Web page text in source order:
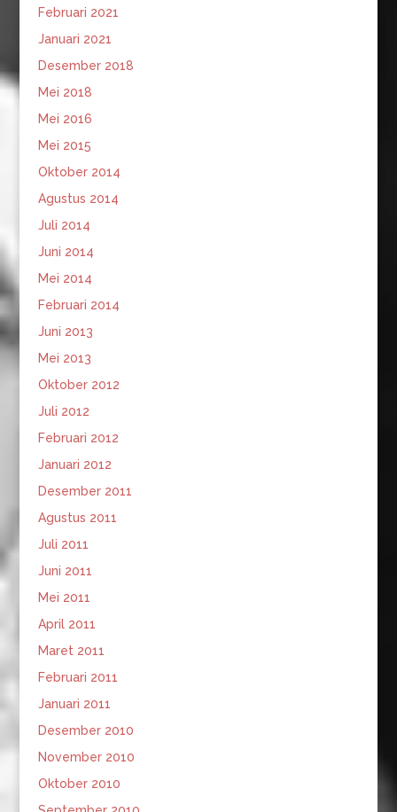
Februari 2021
Januari 2021
Desember 2018
Mei 2018
Mei 2016
Mei 2015
Oktober 2014
Agustus 2014
Juli 2014
Juni 2014
Mei 2014
Februari 2014
Juni 2013
Mei 2013
Oktober 2012
Juli 2012
Februari 2012
Januari 2012
Desember 2011
Agustus 2011
Juli 2011
Juni 2011
Mei 2011
April 2011
Maret 2011
Februari 2011
Januari 2011
Desember 2010
November 2010
Oktober 2010